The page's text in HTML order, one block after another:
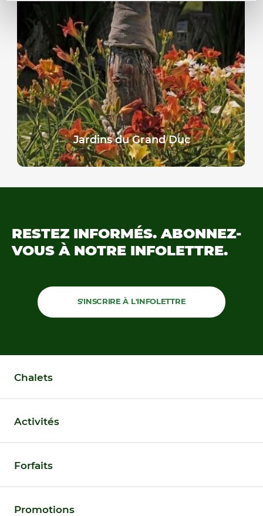
Jardins du Grand Duc
RESTEZ INFORMÉS. ABONNEZ-
VOUS À NOTRE INFOLETTRE.
S'INSCRIRE À L'INFOLETTRE
Chalets
Activités
Forfaits
Promotions